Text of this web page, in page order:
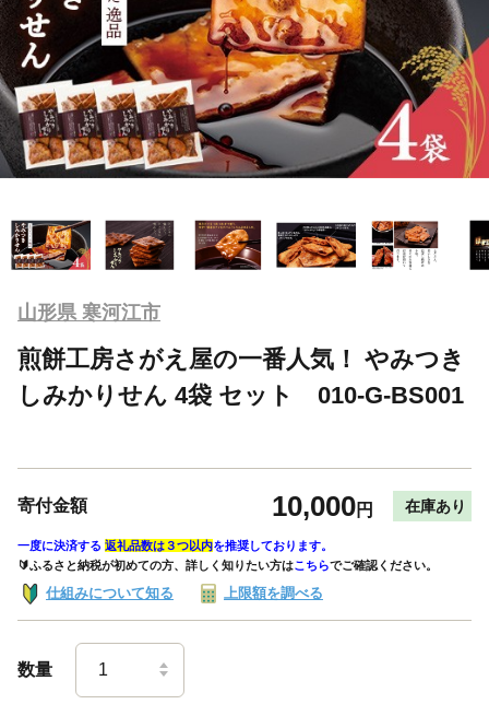
山形県 寒河江市
煎餅工房さがえ屋の一番人気！ やみつき
しみかりせん 4袋 セット 010-G-BS001
寄付金額 10,000円 在庫あり
一度に決済する 返礼品数は３つ以内を推奨しております。
🔰ふるさと納税が初めての方、詳しく知りたい方はこちらでご確認ください。
仕組みについて知る 上限額を調べる
数量